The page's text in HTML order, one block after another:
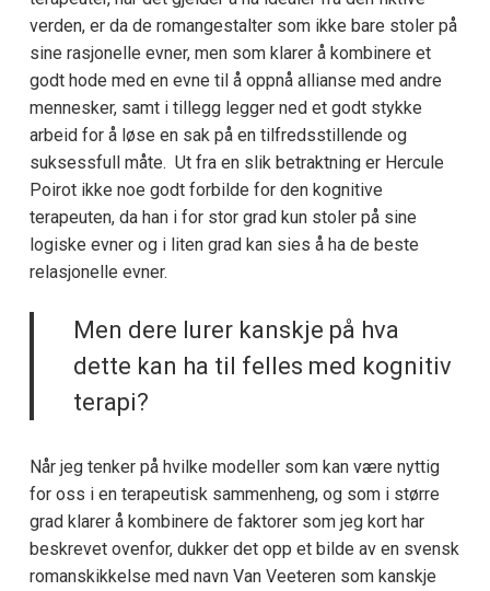
verden, er da de romangestalter som ikke bare stoler på
sine rasjonelle evner, men som klarer å kombinere et
godt hode med en evne til å oppnå allianse med andre
mennesker, samt i tillegg legger ned et godt stykke
arbeid for å løse en sak på en tilfredsstillende og
suksessfull måte. Ut fra en slik betraktning er Hercule
Poirot ikke noe godt forbilde for den kognitive
terapeuten, da han i for stor grad kun stoler på sine
logiske evner og i liten grad kan sies å ha de beste
relasjonelle evner.
Men dere lurer kanskje på hva
dette kan ha til felles med kognitiv
terapi?
Når jeg tenker på hvilke modeller som kan være nyttig
for oss i en terapeutisk sammenheng, og som i større
grad klarer å kombinere de faktorer som jeg kort har
beskrevet ovenfor, dukker det opp et bilde av en svensk
romanskikkelse med navn Van Veeteren som kanskje